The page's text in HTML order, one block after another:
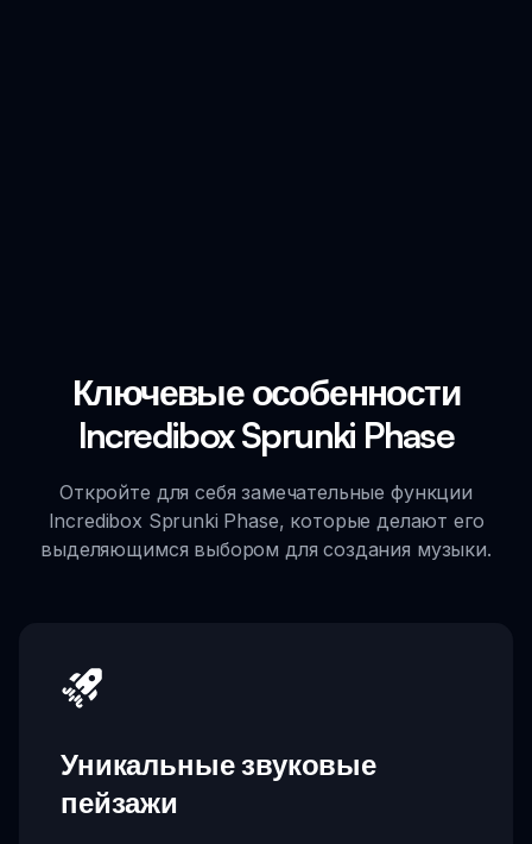
Ключевые особенности
Incredibox Sprunki Phase
Откройте для себя замечательные функции
Incredibox Sprunki Phase, которые делают его
выделяющимся выбором для создания музыки.
Уникальные звуковые
пейзажи